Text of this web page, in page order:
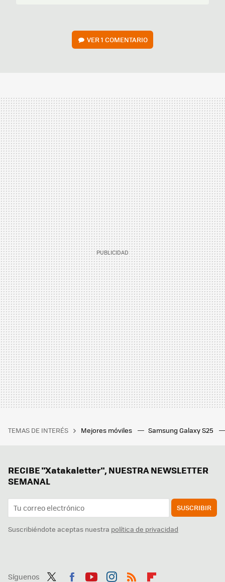
VER1 COMENTARIO
TEMAS DE INTERÉS Mejores móviles Samsung Galaxy S25
RECIBE "Xatakaletter", NUESTRA NEWSLETTER
SEMANAL
SUSCRIBIR
Suscribiéndote aceptas nuestra política de privacidad
Síguenos